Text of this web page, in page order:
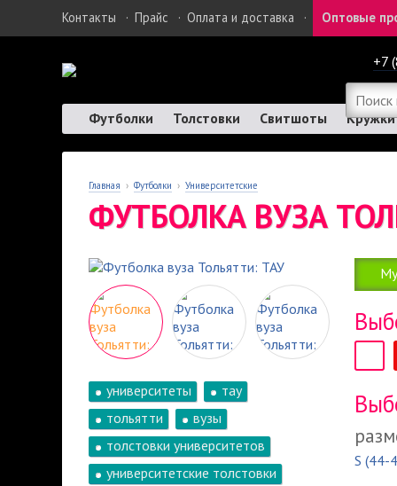
Контакты · Прайс · Оплата и доставка · Оптовые
+7
Футболки Толстовки Свитшоты Кружки
Главная › Футболки › Университетские
ФУТБОЛКА ВУЗА
университеты
тау
тольятти
вузы
толстовки университетов
университетские толстовки
S (44-